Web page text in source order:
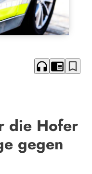
headphones chrome_reader_mode bookmark_border
die Hofer
gegen